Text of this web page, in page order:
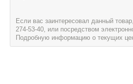
Если вас заинтересовал данный
274-53-40, или посредством
Подробную информацию о текущих